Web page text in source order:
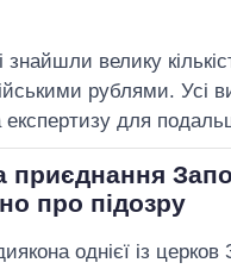
велику
рублями. Усі
експертизу для
приєднання
про підозру
однієї із